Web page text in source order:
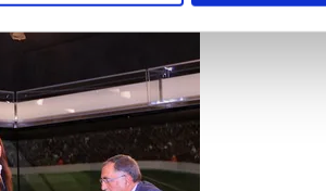
kendimize ve üçüncü kişilere ait çerezler
olan çerezler bilgi toplumu
kılınması ve kişiselleştirilmesi ve
olarak açık rızanız dahilinde